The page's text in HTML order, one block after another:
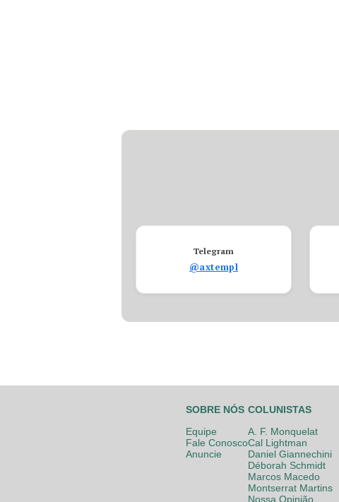
Telegram
@axtempl
SOBRE NÓS
Equipe
Fale Conosco
Anuncie
COLUNISTAS
A. F. Monquelat
Cal Lightman
Daniel Giannechini
Déborah Schmidt
Marcos Macedo
Montserrat Martins
Nossa Opinião